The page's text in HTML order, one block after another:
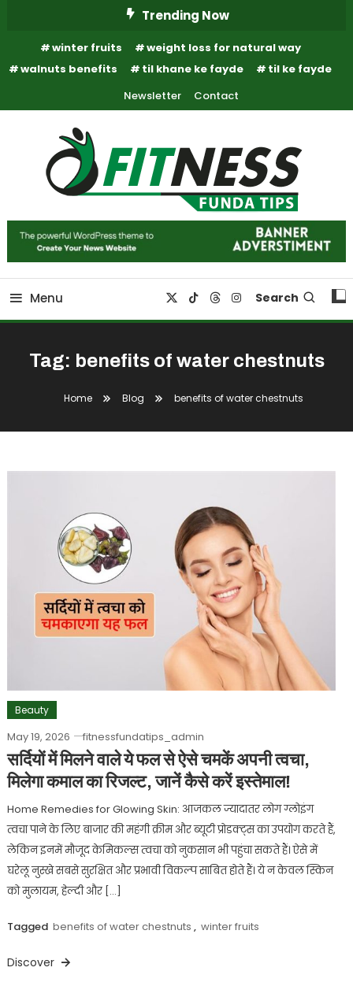
Content
Trending Now
winter fruits
weight loss for natural way
walnuts benefits
til khane ke fayde
til ke fayde
Newsletter
Contact
Fitness Funda Tips
Fitness Funda Tips
Menu Search
Tag: benefits of water chestnuts
Home Blog benefits of water chestnuts
Beauty
May 19, 2026 fitnessfundatips_admin
सर्दियों में मिलने वाले ये फल से ऐसे चमकें अपनी त्वचा,
मिलेगा कमाल का रिजल्ट, जानें कैसे करें इस्तेमाल!
Home Remedies for Glowing Skin: आजकल ज्यादातर लोग ग्लोइंग
त्वचा पाने के लिए बाजार की महंगी क्रीम और ब्यूटी प्रोडक्ट्स का उपयोग करते हैं,
लेकिन इनमें मौजूद केमिकल्स त्वचा को नुकसान भी पहुंचा सकते हैं। ऐसे में
घरेलू नुस्खे सबसे सुरक्षित और प्रभावी विकल्प साबित होते हैं। ये न केवल स्किन
को मुलायम, हेल्दी और […]
Tagged benefits of water chestnuts , winter fruits
Discover